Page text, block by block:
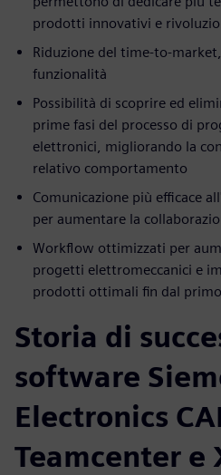
prodotti innovativi e
Riduzione del time-to-
funzionalità
Possibilità di scoprire ed
prime fasi del processo di
elettronici, migliorando la
relativo comportamento
Comunicazione più efficace
per aumentare la
Workflow ottimizzati per
progetti elettromeccanici e
prodotti ottimali fin dal
Storia di
software
Electronics
Teamcenter e